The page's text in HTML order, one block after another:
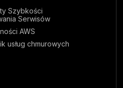
Szybkości
Serwisów
AWS
usług chmurowych